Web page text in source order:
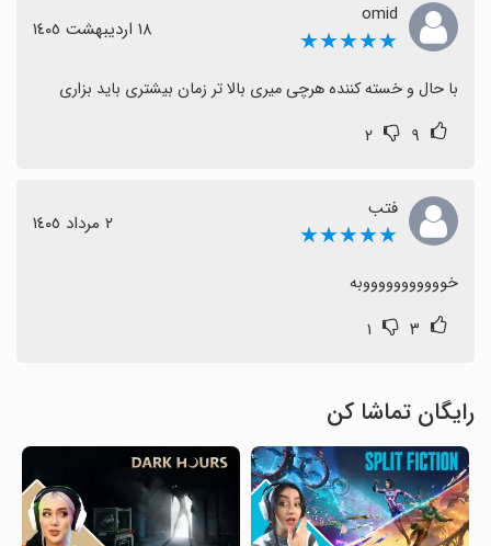
omid
★★★★★ ١٨ اردیبهشت ١٤٠٥
با حال و خسته کننده هرچی میری بالا تر زمان بیشتری باید بزاری
۹ ۲
فتب
★★★★★ ٢ مرداد ١٤٠٥
خوووووووووووبه
۳ ۱
رایگان تماشا کن